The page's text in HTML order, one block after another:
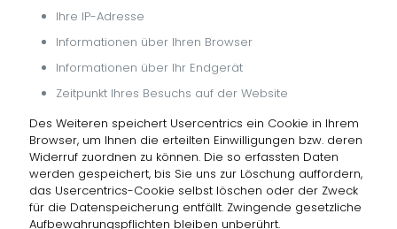
Ihre IP-Adresse
Informationen über Ihren Browser
Informationen über Ihr Endgerät
Zeitpunkt Ihres Besuchs auf der Website
Des Weiteren speichert Usercentrics ein Cookie in Ihrem
Browser, um Ihnen die erteilten Einwilligungen bzw. deren
Widerruf zuordnen zu können. Die so erfassten Daten
werden gespeichert, bis Sie uns zur Löschung auffordern,
das Usercentrics-Cookie selbst löschen oder der Zweck
für die Datenspeicherung entfällt. Zwingende gesetzliche
Aufbewahrungspflichten bleiben unberührt.